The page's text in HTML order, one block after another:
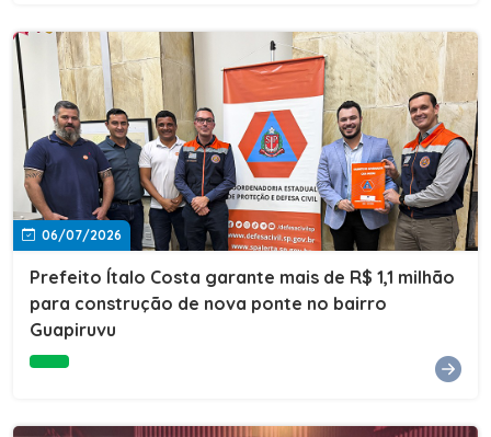
06/07/2026
Prefeito Ítalo Costa garante mais de R$ 1,1 milhão
para construção de nova ponte no bairro
Guapiruvu